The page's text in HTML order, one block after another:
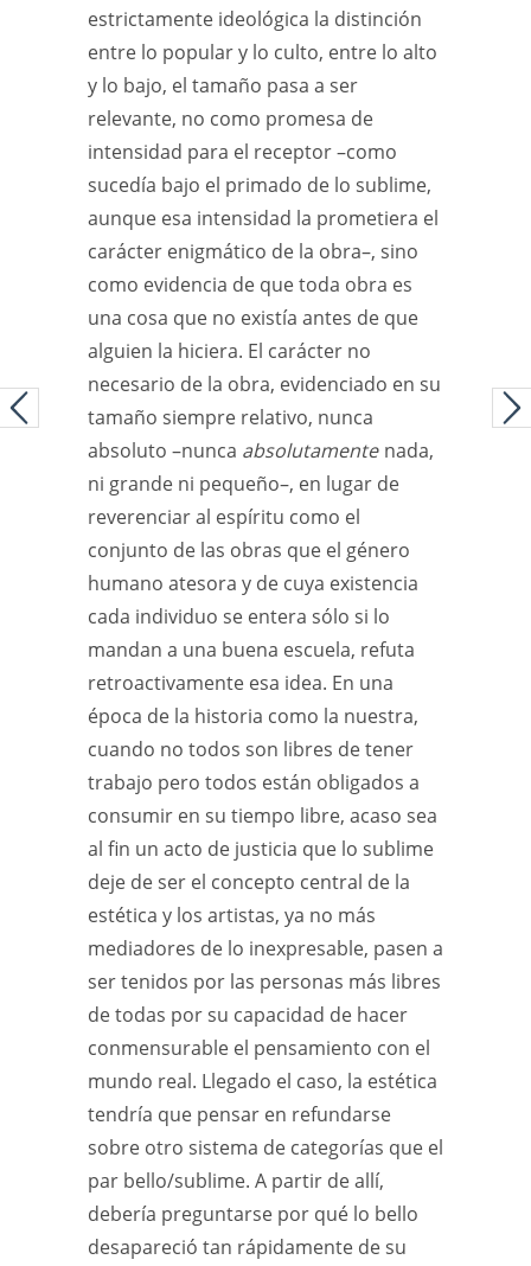
estrictamente ideológica la distinción
entre lo popular y lo culto, entre lo alto
y lo bajo, el tamaño pasa a ser
relevante, no como promesa de
intensidad para el receptor –como
sucedía bajo el primado de lo sublime,
aunque esa intensidad la prometiera el
carácter enigmático de la obra–, sino
como evidencia de que toda obra es
una cosa que no existía antes de que
alguien la hiciera. El carácter no
necesario de la obra, evidenciado en su
tamaño siempre relativo, nunca
absoluto –nunca absolutamente nada,
ni grande ni pequeño–, en lugar de
reverenciar al espíritu como el
conjunto de las obras que el género
humano atesora y de cuya existencia
cada individuo se entera sólo si lo
mandan a una buena escuela, refuta
retroactivamente esa idea. En una
época de la historia como la nuestra,
cuando no todos son libres de tener
trabajo pero todos están obligados a
consumir en su tiempo libre, acaso sea
al fin un acto de justicia que lo sublime
deje de ser el concepto central de la
estética y los artistas, ya no más
mediadores de lo inexpresable, pasen a
ser tenidos por las personas más libres
de todas por su capacidad de hacer
conmensurable el pensamiento con el
mundo real. Llegado el caso, la estética
tendría que pensar en refundarse
sobre otro sistema de categorías que el
par bello/sublime. A partir de allí,
debería preguntarse por qué lo bello
desapareció tan rápidamente de su